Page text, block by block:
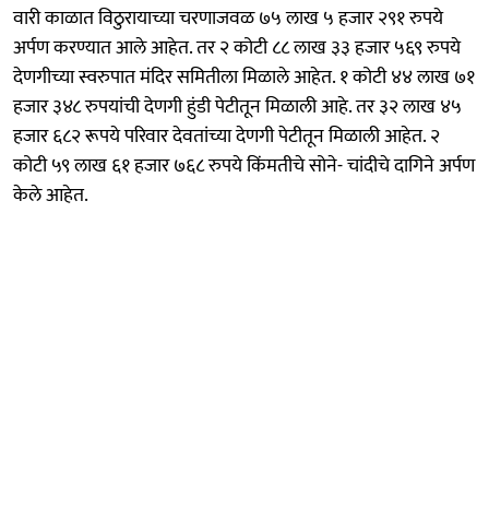
वारी काळात विठुरायाच्या चरणाजवळ ७५ लाख ५ हजार २९१ रुपये
अर्पण करण्यात आले आहेत. तर २ कोटी ८८ लाख ३३ हजार ५६९ रुपये
देणगीच्या स्वरुपात मंदिर समितीला मिळाले आहेत. १ कोटी ४४ लाख ७१
हजार ३४८ रुपयांची देणगी हुंडी पेटीतून मिळाली आहे. तर ३२ लाख ४५
हजार ६८२ रूपये परिवार देवतांच्या देणगी पेटीतून मिळाली आहेत. २
कोटी ५९ लाख ६१ हजार ७६८ रुपये किंमतीचे सोने- चांदीचे दागिने अर्पण
केले आहेत.